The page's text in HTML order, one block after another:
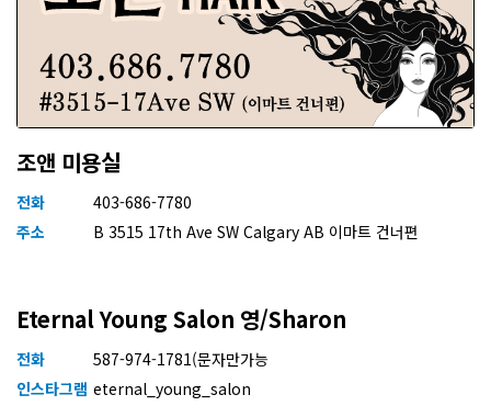
조앤 미용실
전화
403-686-7780
주소
B 3515 17th Ave SW Calgary AB 이마트 건너편
Eternal Young Salon 영/Sharon
전화
587-974-1781(문자만가능
인스타그램 eternal_young_salon